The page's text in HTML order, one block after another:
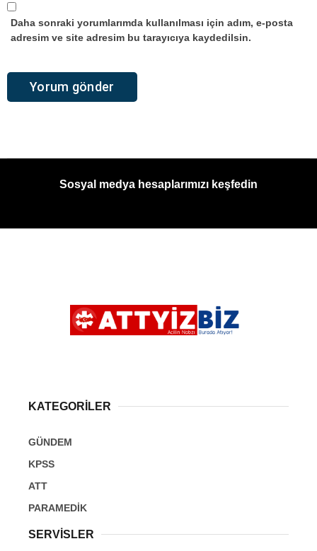
Daha sonraki yorumlarımda kullanılması için adım, e-posta
adresim ve site adresim bu tarayıcıya kaydedilsin.
Sosyal medya hesaplarımızı keşfedin
KATEGORİLER
GÜNDEM
KPSS
ATT
PARAMEDİK
SERVİSLER